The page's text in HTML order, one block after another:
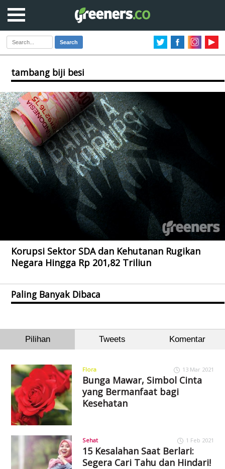
Search
tambang biji besi
Korupsi Sektor SDA dan Kehutanan Rugikan
Negara Hingga Rp 201,82 Triliun
Paling Banyak Dibaca
Pilihan Tweets Komentar
Flora 13 Mar 2021
Bunga Mawar, Simbol Cinta
yang Bermanfaat bagi
Kesehatan
Sehat 1 Feb 2021
15 Kesalahan Saat Berlari:
Segera Cari Tahu dan Hindari!